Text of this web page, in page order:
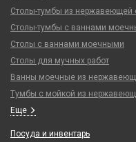
Столы-тумбы из нержавеющей
Столы-тумбы с ваннами
Столы с ваннами моечными
Столы для мучных работ
Ванны моечные из
Тумбы с мойкой из
Еще
Посуда и инвентарь